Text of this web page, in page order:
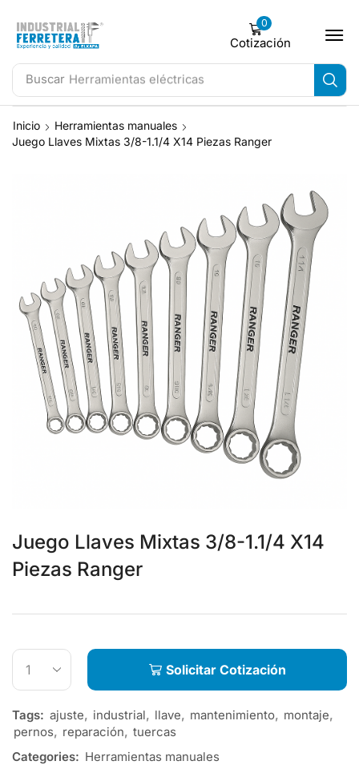
Buscar Herramientas eléctricas
0
Cotización
Inicio
Herramientas manuales
Juego Llaves Mixtas 3/8-1.1/4 X14 Piezas Ranger
Juego Llaves Mixtas 3/8-1.1/4 X14
Piezas Ranger
Solicitar Cotización
Tags: ajuste, industrial, llave, mantenimiento, montaje,
pernos, reparación, tuercas
Categories: Herramientas manuales